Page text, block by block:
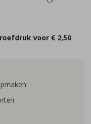
voor € 2,50